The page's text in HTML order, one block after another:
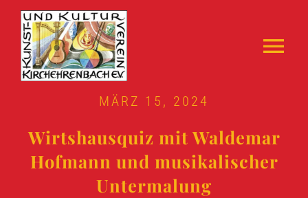
Zum
Inhalt
springen
Über Uns
Archiv
MÄRZ 15, 2024
Wirtshausquiz mit Waldemar
Hofmann und musikalischer
Untermalung